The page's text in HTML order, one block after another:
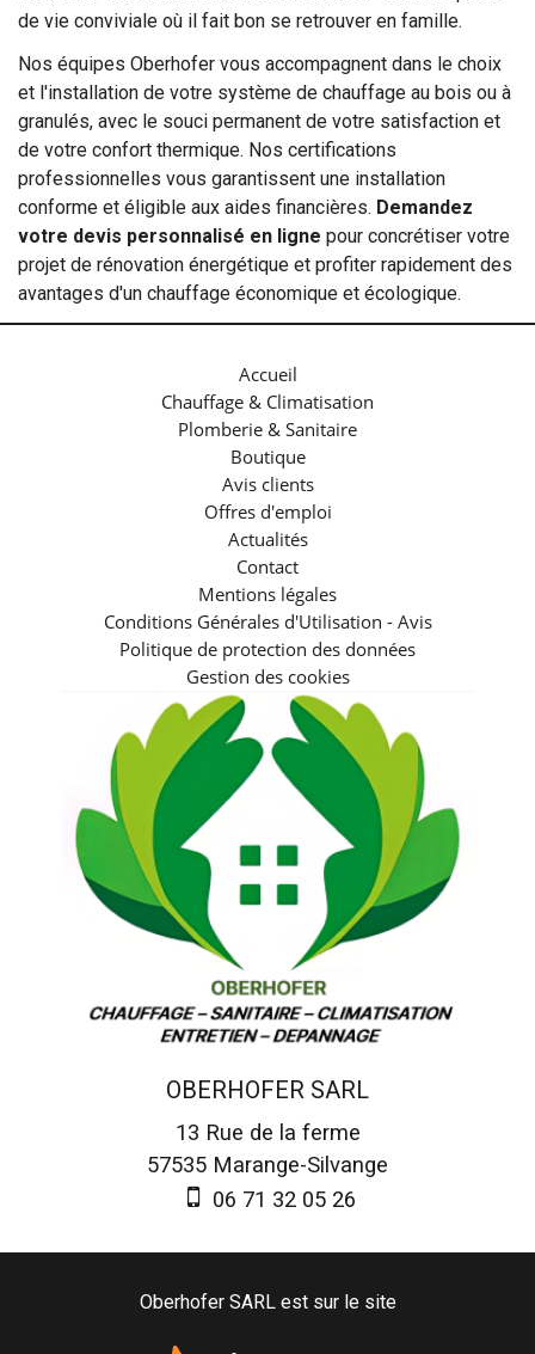
de vie conviviale où il fait bon se retrouver en famille.
Nos équipes Oberhofer vous accompagnent dans le choix
et l'installation de votre système de chauffage au bois ou à
granulés, avec le souci permanent de votre satisfaction et
de votre confort thermique. Nos certifications
professionnelles vous garantissent une installation
conforme et éligible aux aides financières. Demandez
votre devis personnalisé en ligne pour concrétiser votre
projet de rénovation énergétique et profiter rapidement des
avantages d'un chauffage économique et écologique.
Accueil
Chauffage & Climatisation
Plomberie & Sanitaire
Boutique
Avis clients
Offres d'emploi
Actualités
Contact
Mentions légales
Conditions Générales d'Utilisation - Avis
Politique de protection des données
Gestion des cookies
OBERHOFER SARL
13 Rue de la ferme
57535 Marange-Silvange
06 71 32 05 26
Oberhofer SARL est sur le site